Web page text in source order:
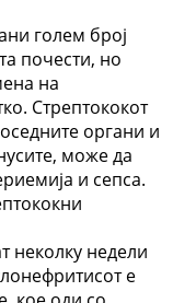
голем број
почести, но
на
Стрептококот
органи и
може да
и сепса.
неколку недели
е